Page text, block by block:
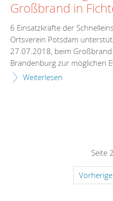
Großbrand in
6 Einsatzkräfte der
Ortsverein Potsdam
27.07.2018, beim
Brandenburg zur möglichen
Weiterlesen
Seite
Vorherige